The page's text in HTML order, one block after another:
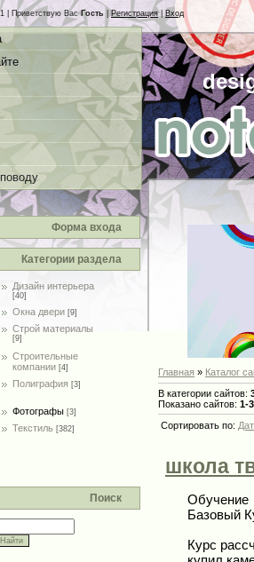
| Приветствую Вас Гость Регистрация| Вход
Форма входа
Категории раздела
Дизайн интерьера
[40]
Окна двери [9]
Строй материалы
[9]
Строительные
компании [4]
Полиграфия [3]
Фотографы [3]
Текстиль [382]
Поиск
Главная » Каталог
В категории сайтов:
Показано сайтов: 1-3
Сортировать по:
школа
Обучение
Базовый
Курс